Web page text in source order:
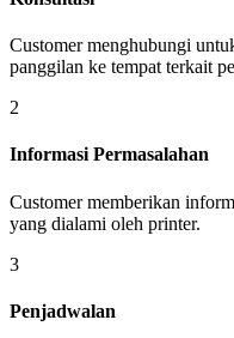
Customer menghubungi
panggilan ke tempat terkait
2
Informasi Permasalahan
Customer memberikan
yang dialami oleh printer.
3
Penjadwalan